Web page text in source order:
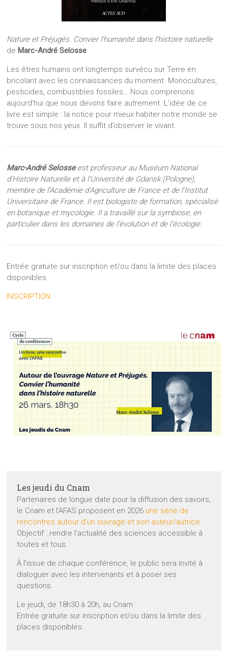
Nature et Préjugés. Convier l’humanité dans l’histoire naturelle
de Marc-André Selosse
Les êtres humains ont longtemps survécu sur Terre en
bricolant avec les connaissances du moment. Monocultures,
pesticides, combustibles fossiles… Nous comprenons
aujourd’hui que nous devons faire autrement. L’idée de ce
livre est simple : la notice pour mieux habiter notre monde se
trouve sous nos yeux. Il suffit d’observer le vivant.
Marc-André Selosseest professeur au Muséum National
d’Histoire Naturelle et à l’Université de Gdansk (Pologne),
membre de l’Académie d’Agriculture de France et de l’Institut
Universitaire de France. Il est biologiste de formation, spécialisé
en botanique et mycologie. Il a travaillé sur la symbiose, en
particulier dans les domaines de l’évolution et de l’écologie.
Entrée gratuite sur inscription et/ou dans la limite des places
disponibles.
INSCRIPTION
Les jeudi du Cnam
Partenaires de longue date pour la diffusion des savoirs,
le Cnam et l’AFAS proposent en 2026 une série de
rencontres autour d’un ouvrage et son auteur/autrice.
Objectif : rendre l’actualité des sciences accessible à
toutes et tous.
À l’issue de chaque conférence, le public sera invité à
dialoguer avec les intervenants et à poser ses
questions.
Le jeudi, de 18h30 à 20h, au Cnam
Entrée gratuite sur inscription et/ou dans la limite des
places disponibles.